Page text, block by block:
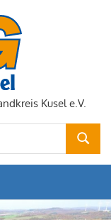
Kusel e.V.